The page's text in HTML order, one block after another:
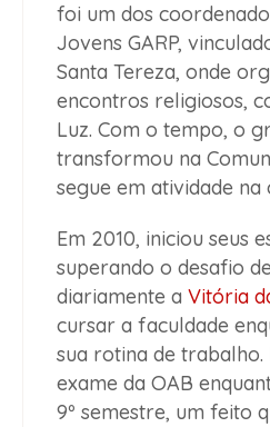
foi um dos
Jovens GARP,
Santa Tereza, onde
encontros religiosos,
Luz. Com o tempo, o
transformou na
segue em atividade na
Em 2010, iniciou seus
superando o desafio
diariamente a Vitória
cursar a faculdade
sua rotina de
exame da OAB
9º semestre, um feito